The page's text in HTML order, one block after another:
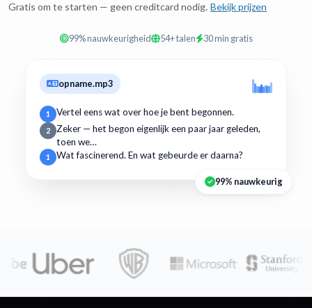
Gratis om te starten — geen creditcard nodig. Bekijk prijzen
99% nauwkeurigheid 54+ talen 30 min gratis
opname.mp3
1 Vertel eens wat over hoe je bent begonnen.
2
Zeker — het begon eigenlijk een paar jaar geleden,
toen we…
1 Wat fascinerend. En wat gebeurde er daarna?
99% nauwkeurig